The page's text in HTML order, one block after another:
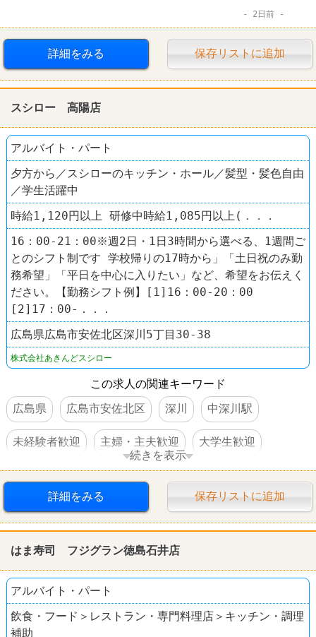
2日前
詳細をみる 保存リストに追加
スシロー 高陽店
アルバイト・パート
夕方から／スシローのキッチン・ホール／髪型・髪色自由
／学生活躍中
時給1,120円以上 研修中時給1,085円以上(．．．
16：00-21：00※週2日・1日3時間から選べる、1週間ご
とのシフト制です 学校帰りの17時から」「土日祝のみ勤
務希望」「平日を中心に入りたい」など、希望をお伝えく
ださい。【勤務シフト例】[1]16：00-20：00
[2]17：00-．．．
広島県広島市安佐北区深川5丁目30-38
株式会社あきんどスシロー
この求人の関連キーワード
広島県
広島市安佐北区 深川 中深川駅
未経験者歓迎 主婦・主夫歓迎 大学生歓迎
高校生OK 交通費支給 社員登用あり 駅チカ
禁煙・分煙
続きを表示
詳細をみる 保存リストに追加
はま寿司 フジグラン徳島石井店
アルバイト・パート
飲食・フード＞レストラン・専門料理店＞キッチン・調理
補助